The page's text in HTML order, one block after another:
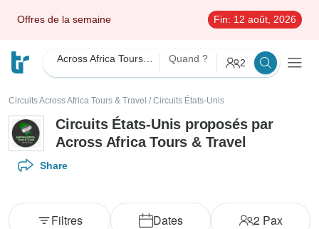
Offres de la semaine Fin: 12 août, 2026
Quand ? 2
Circuits Across Africa Tours & Travel / Circuits États-Unis
Circuits États-Unis proposés par
Across Africa Tours & Travel
Share
Dates 2Pax
Filtres